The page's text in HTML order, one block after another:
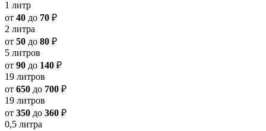
1 литр
от 40 до 70 ₽
2 литра
от 50 до 80 ₽
5 литров
от 90 до 140 ₽
19 литров
от 650 до 700 ₽
19 литров
от 350 до 360 ₽
0,5 литра